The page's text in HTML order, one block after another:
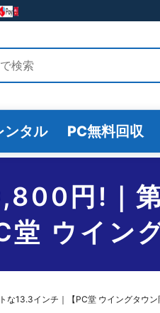
ンタル PC無料回収
円!｜
堂 ウイン
13.3インチ｜【PC堂 ウイングタウン